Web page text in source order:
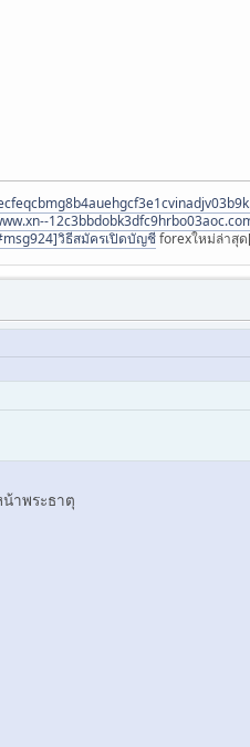
วิธีสมัครเปิดบัญชีforexใหม่ล่าสุ
าพระธาตุ